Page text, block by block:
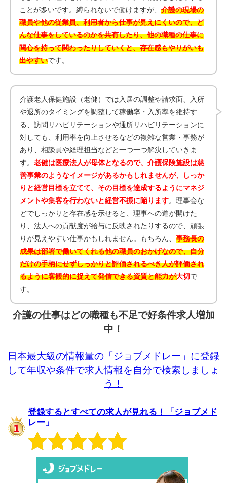
ことが多いです。縛られないで働けますが、 介護の現場の
職員や他の従業員、利用者から仕事が見えにくいので、ど
んな仕事をしているのかを共有したり、他の職種の仕事に
関心を持って関わったりしていくと、存在感もやりがいも
出やすいです。
介護老人保健施設（老健）では入居の調整や請求面、入所
や退所のタイミングを調整して稼働率・入所率を維持す
る、訪問リハビリテーションや通所リハビリテーションに
対しても、利用率を向上させるなどの複雑な営業・事務が
あり、相談員や経理担当などと一つ一つ解決していきま
す。 老健は医療法人が母体となるので、介護保険施設は慈
善事業のようなイメージがあるかもしれませんが、しっか
りと経営目標を立てて、その目標を達成するようにマネジ
メントや集客を行わないと経営不振に陥ります。理事会な
どでしっかりと存在感を示せると、理事への道が開けた
り、法人への貢献度が給与に反映されたりするので、頑張
りが見えやすい仕事かもしれません。もちろん、 事務長の
成果は部署で働いてくれる他の職員のおかげなので、自分
だけの手柄にせずしっかりと評価されるべき人が評価され
るように客観的に捉えて発信できる資質と能力が大切で
す。
介護の仕事はどの職種も不足で好条件求人増加
中！
日本最大級の情報量の「ジョブメドレー」に登録
して年収や条件で求人情報を自分で検索しましょ
う！
登録するとすべての求人が見れる！「ジョブメド
レー」